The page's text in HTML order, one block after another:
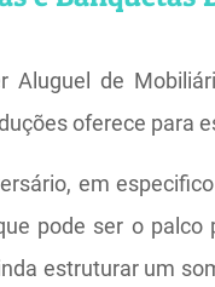
Aluguel de
oferece para
em
pode ser o palco
estruturar um